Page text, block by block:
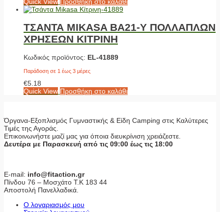
ΤΣΑΝΤΑ MIKASA BA21-Y ΠΟΛΛΑΠΛΩΝ
ΧΡΗΣΕΩΝ ΚΙΤΡΙΝΗ
Κωδικός προϊόντος: EL-41889
Παράδοση σε 1 έως 3 μέρες
€5.18
Quick View Προσθήκη στο καλάθι
Όργανα-Εξοπλισμός Γυμναστικής & Είδη Camping στις Καλύτερες
Τιμές της Αγοράς.
Επικοινωνήστε μαζί μας για όποια διευκρίνιση χρειάζεστε.
Δευτέρα με Παρασκευή από τις 09:00 έως τις 18:00
E-mail: info@fitaction.gr
Πίνδου 76 – Μοσχάτο Τ.Κ 183 44
Αποστολή Πανελλαδικά.
Ο λογαριασμός μου